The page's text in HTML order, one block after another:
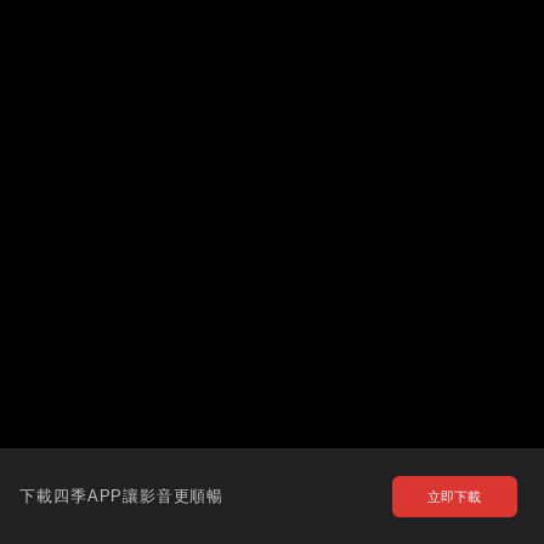
下載四季APP讓影音更順暢 立即下載